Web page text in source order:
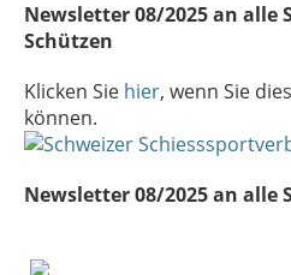
Newsletter 08/2025 an alle
Schützen
Klicken Sie hier, wenn Sie
können.
Newsletter 08/2025 an alle